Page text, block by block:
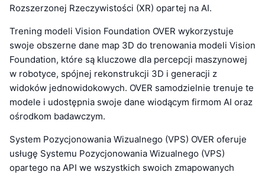
Rozszerzonej Rzeczywistości (XR) opartej na AI.
Trening modeli Vision Foundation OVER wykorzystuje
swoje obszerne dane map 3D do trenowania modeli Vision
Foundation, które są kluczowe dla percepcji maszynowej
w robotyce, spójnej rekonstrukcji 3D i generacji z
widoków jednowidokowych. OVER samodzielnie trenuje te
modele i udostępnia swoje dane wiodącym firmom AI oraz
ośrodkom badawczym.
System Pozycjonowania Wizualnego (VPS) OVER oferuje
usługę Systemu Pozycjonowania Wizualnego (VPS)
opartego na API we wszystkich swoich zmapowanych